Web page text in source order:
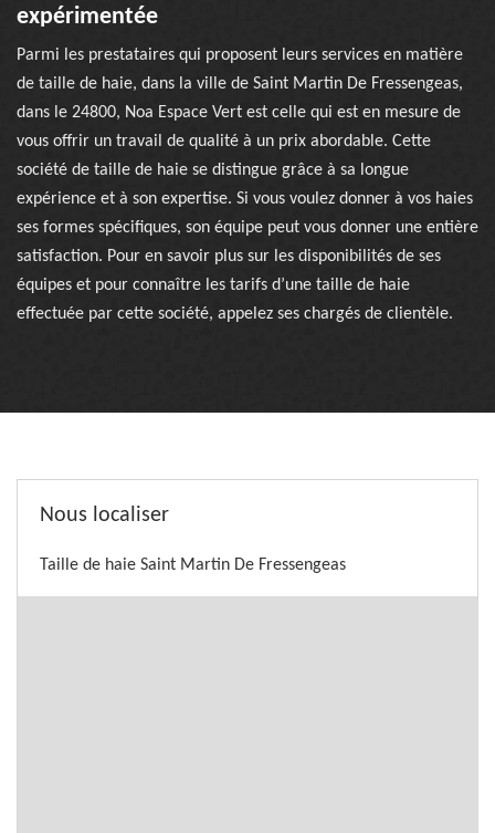
expérimentée
Parmi les prestataires qui proposent leurs services en matière
de taille de haie, dans la ville de Saint Martin De Fressengeas,
dans le 24800, Noa Espace Vert est celle qui est en mesure de
vous offrir un travail de qualité à un prix abordable. Cette
société de taille de haie se distingue grâce à sa longue
expérience et à son expertise. Si vous voulez donner à vos haies
ses formes spécifiques, son équipe peut vous donner une entière
satisfaction. Pour en savoir plus sur les disponibilités de ses
équipes et pour connaître les tarifs d’une taille de haie
effectuée par cette société, appelez ses chargés de clientèle.
Nous localiser
Taille de haie Saint Martin De Fressengeas